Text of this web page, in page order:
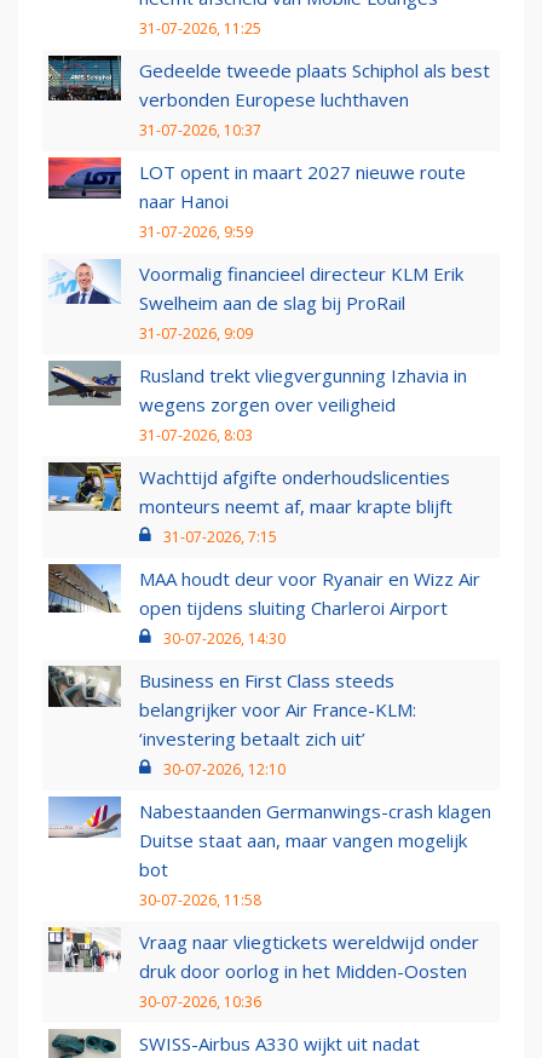
31-07-2026, 11:25
Gedeelde tweede plaats Schiphol als best
verbonden Europese luchthaven
31-07-2026, 10:37
LOT opent in maart 2027 nieuwe route
naar Hanoi
31-07-2026, 9:59
Voormalig financieel directeur KLM Erik
Swelheim aan de slag bij ProRail
31-07-2026, 9:09
Rusland trekt vliegvergunning Izhavia in
wegens zorgen over veiligheid
31-07-2026, 8:03
Wachttijd afgifte onderhoudslicenties
monteurs neemt af, maar krapte blijft
31-07-2026, 7:15
MAA houdt deur voor Ryanair en Wizz Air
open tijdens sluiting Charleroi Airport
30-07-2026, 14:30
Business en First Class steeds
belangrijker voor Air France-KLM:
‘investering betaalt zich uit’
30-07-2026, 12:10
Nabestaanden Germanwings-crash klagen
Duitse staat aan, maar vangen mogelijk
bot
30-07-2026, 11:58
Vraag naar vliegtickets wereldwijd onder
druk door oorlog in het Midden-Oosten
30-07-2026, 10:36
SWISS-Airbus A330 wijkt uit nadat